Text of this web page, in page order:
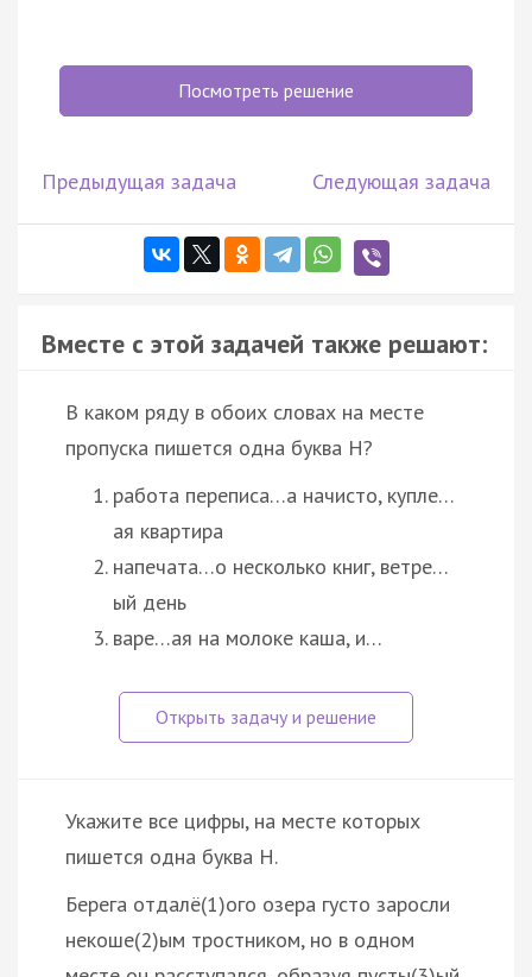
Посмотреть решение
Предыдущая задача Следующая задача
Вместе с этой задачей также решают:
В каком ряду в обоих словах на месте
пропуска пишется одна буква Н?
работа переписа…а начисто, купле…
ая квартира
напечата…о несколько книг, ветре…
ый день
варе…ая на молоке каша, и…
Укажите все цифры, на месте которых
пишется одна буква Н.
Берега отдалё(1)ого озера густо заросли
некоше(2)ым тростником, но в одном